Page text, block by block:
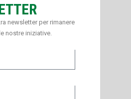
newsletter per rimanere
nostre iniziative.